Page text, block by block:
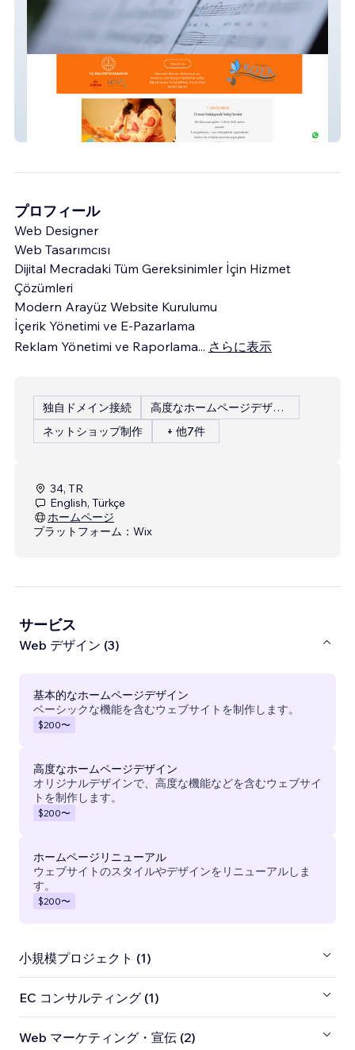
Kozabalevemuzik
プロフィール
Web Designer
Web Tasarımcısı
Dijital Mecradaki Tüm Gereksinimler İçin Hizmet
Çözümleri
Modern Arayüz Website Kurulumu
İçerik Yönetimi ve E-Pazarlama
Reklam Yönetimi ve Raporlama... さらに表示
独自ドメイン接続
高度なホームページデザイン
ネットショップ制作
+ 他7件
34, TR
English, Türkçe
ホームページ
プラットフォーム： Wix
サービス
Web デザイン (3)
基本的なホームページデザイン
ベーシックな機能を含むウェブサイトを制作します。
$200〜
高度なホームページデザイン
オリジナルデザインで、高度な機能などを含むウェブサイ
トを制作します。
$200〜
ホームページリニューアル
ウェブサイトのスタイルやデザインをリニューアルしま
す。
$200〜
小規模プロジェクト (1)
EC コンサルティング (1)
Web マーケティング・宣伝 (2)